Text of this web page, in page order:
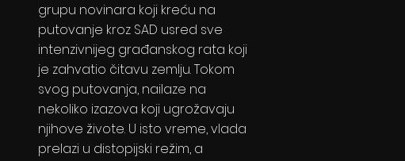
grupu novinara koji kreću na
putovanje kroz SAD usred sve
intenzivnijeg građanskog rata koji
je zahvatio čitavu zemlju. Tokom
svog putovanja, nailaze na
nekoliko izazova koji ugrožavaju
njihove živote. U isto vreme, vlada
prelazi u distopijski režim, a